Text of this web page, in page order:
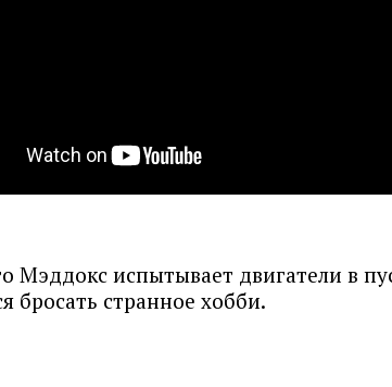
Мэддокс испытывает двигатели в
бросать странное хобби.